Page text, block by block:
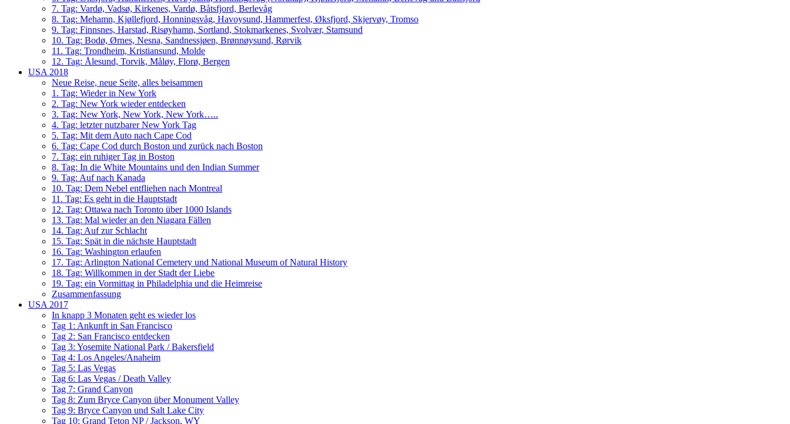
7. Tag: Vardø, Vadsø, Kirkenes, Vardø, Båtsfjord, Berlevåg
8. Tag: Mehamn, Kjøllefjord, Honningsvåg, Havoysund, Hammerfest, Øksfjord, Skjervøy, Tromso
9. Tag: Finnsnes, Harstad, Risøyhamn, Sortland, Stokmarkenes, Svolvær, Stamsund
10. Tag: Bodø, Ørnes, Nesna, Sandnessjøen, Brønnøysund, Rørvik
11. Tag: Trondheim, Kristiansund, Molde
12. Tag: Ålesund, Torvik, Måløy, Florø, Bergen
USA 2018
Neue Reise, neue Seite, alles beisammen
1. Tag: Wieder in New York
2. Tag: New York wieder entdecken
3. Tag: New York, New York, New York…..
4. Tag: letzter nutzbarer New York Tag
5. Tag: Mit dem Auto nach Cape Cod
6. Tag: Cape Cod durch Boston und zurück nach Boston
7. Tag: ein ruhiger Tag in Boston
8. Tag: In die White Mountains und den Indian Summer
9. Tag: Auf nach Kanada
10. Tag: Dem Nebel entfliehen nach Montreal
11. Tag: Es geht in die Hauptstadt
12. Tag: Ottawa nach Toronto über 1000 Islands
13. Tag: Mal wieder an den Niagara Fällen
14. Tag: Auf zur Schlacht
15. Tag: Spät in die nächste Hauptstadt
16. Tag: Washington erlaufen
17. Tag: Arlington National Cemetery und National Museum of Natural History
18. Tag: Willkommen in der Stadt der Liebe
19. Tag: ein Vormittag in Philadelphia und die Heimreise
Zusammenfassung
USA 2017
In knapp 3 Monaten geht es wieder los
Tag 1: Ankunft in San Francisco
Tag 2: San Francisco entdecken
Tag 3: Yosemite National Park / Bakersfield
Tag 4: Los Angeles/Anaheim
Tag 5: Las Vegas
Tag 6: Las Vegas / Death Valley
Tag 7: Grand Canyon
Tag 8: Zum Bryce Canyon über Monument Valley
Tag 9: Bryce Canyon und Salt Lake City
Tag 10: Grand Teton NP / Jackson, WY